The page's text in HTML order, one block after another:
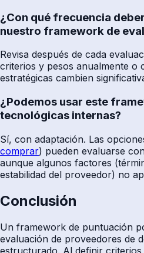
¿Con qué frecuencia
nuestro framework de
Revisa después de cada
criterios y pesos anualmente o
estratégicas cambien
¿Podemos usar este
tecnológicas internas?
Sí, con adaptación. Las
comprar) pueden evaluarse
aunque algunos factores
estabilidad del proveedor) no
Conclusión
Un framework de puntuación
evaluación de proveedores de
estructurado. Al definir